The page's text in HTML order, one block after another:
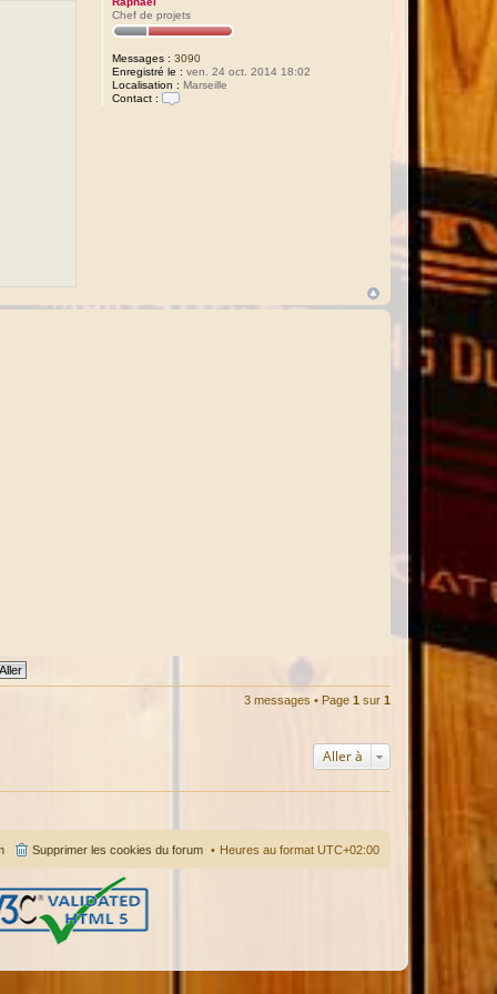
Chef de projets
Messages : 3090
Enregistré le : ven. 24 oct. 2014 18:02
Localisation : Marseille
Contact :
l
3 messages • Page 1 sur 1
Aller à
Heures au format UTC+02:00
Supprimer les cookies du forum